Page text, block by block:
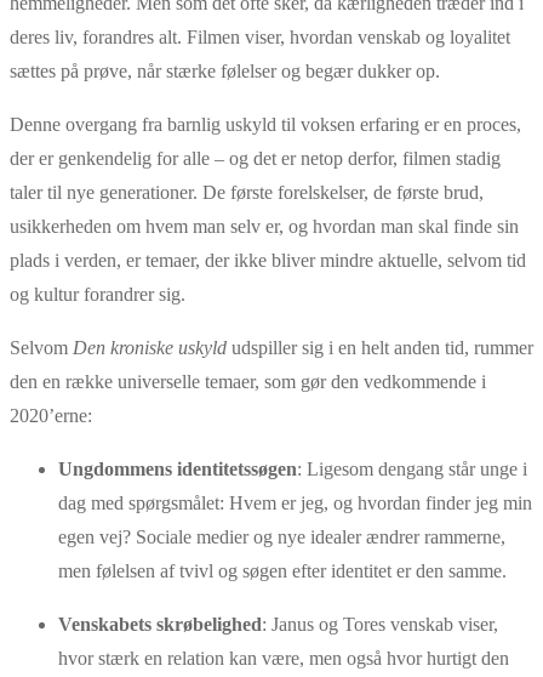
deres liv, forandres alt. Filmen viser, hvordan venskab og loyalitet
sættes på prøve, når stærke følelser og begær dukker op.
Denne overgang fra barnlig uskyld til voksen erfaring er en proces,
der er genkendelig for alle – og det er netop derfor, filmen stadig
taler til nye generationer. De første forelskelser, de første brud,
usikkerheden om hvem man selv er, og hvordan man skal finde sin
plads i verden, er temaer, der ikke bliver mindre aktuelle, selvom tid
og kultur forandrer sig.
Selvom Den kroniske uskyld udspiller sig i en helt anden tid, rummer
den en række universelle temaer, som gør den vedkommende i
2020’erne:
Ungdommens identitetssøgen: Ligesom dengang står unge i
dag med spørgsmålet: Hvem er jeg, og hvordan finder jeg min
egen vej? Sociale medier og nye idealer ændrer rammerne,
men følelsen af tvivl og søgen efter identitet er den samme.
Venskabets skrøbelighed: Janus og Tores venskab viser,
hvor stærk en relation kan være, men også hvor hurtigt den